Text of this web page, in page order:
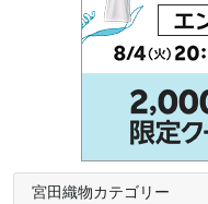
宮田織物カテゴリー